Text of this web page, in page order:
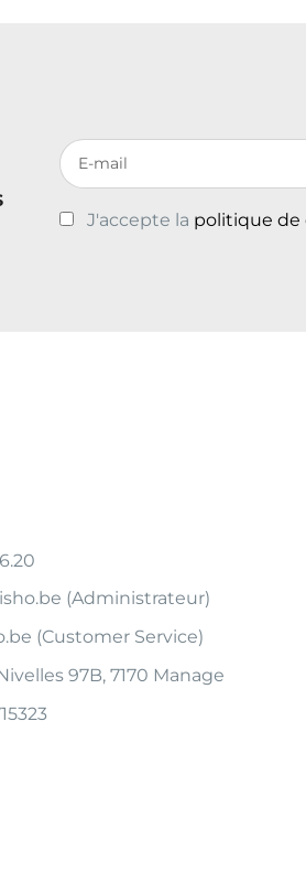
Votre adresse de
J'accepte la politique
(Administrateur)
(Customer Service)
97B, 7170 Manage